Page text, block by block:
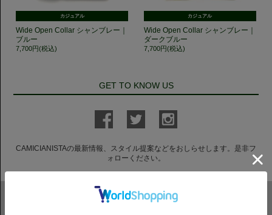
カジュアル
Wide Open Collar シャンブレー｜
ブルー
7,700円(税込)
カジュアル
Wide Open Collar シャンブレー｜
ダークブルー
7,700円(税込)
GET TO KNOW US
CAMICIANISTAの最新情報、スタイル提案などをおしらせします。是非フ
ォローください。